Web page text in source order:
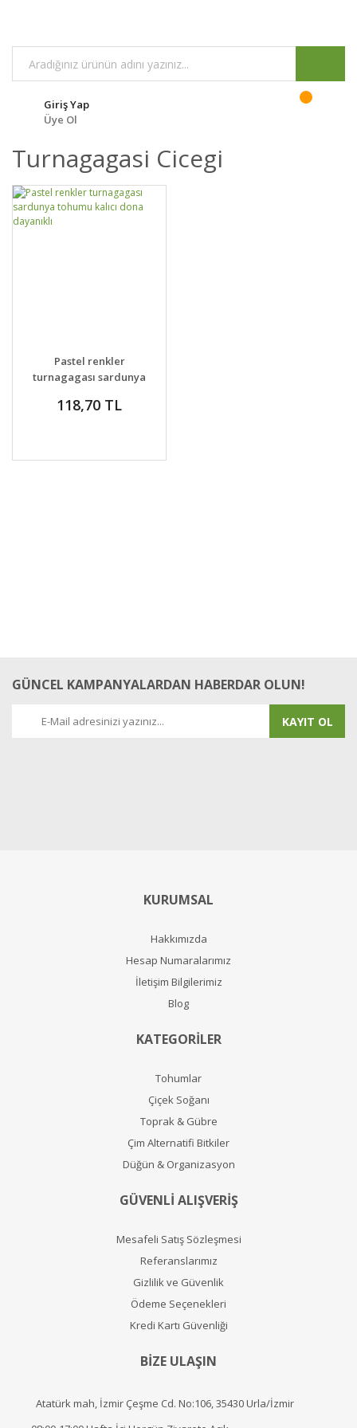
Giriş Yap
Üye Ol
Turnagagasi Cicegi
DETAYLAR SEPETE EKLE
Pastel renkler
turnagagası sardunya
dayanıklı
118,70 TL
GÜNCEL KAMPANYALARDAN HABERDAR OLUN!
KAYIT OL
KURUMSAL
Hakkımızda
Hesap Numaralarımız
İletişim Bilgilerimiz
Blog
KATEGORİLER
Tohumlar
Çiçek Soğanı
Toprak & Gübre
Çim Alternatifi Bitkiler
Düğün & Organizasyon
GÜVENLİ ALIŞVERİŞ
Mesafeli Satış Sözleşmesi
Referanslarımız
Gizlilik ve Güvenlik
Ödeme Seçenekleri
Kredi Kartı Güvenliği
BİZE ULAŞIN
Atatürk mah, İzmir Çeşme Cd. No:106, 35430 Urla/İzmir